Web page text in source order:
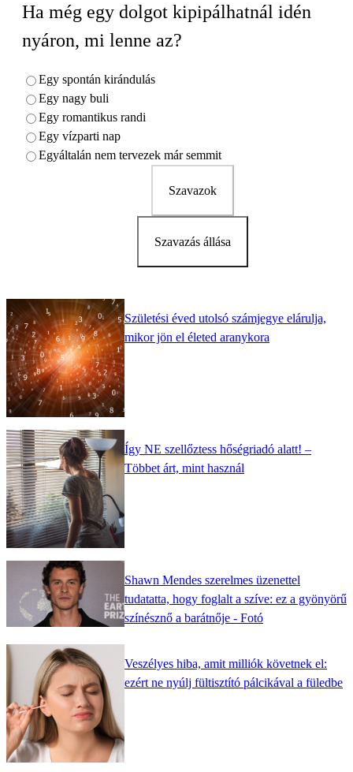
Ha még egy dolgot kipipálhatnál idén
nyáron, mi lenne az?
Egy spontán kirándulás
Egy nagy buli
Egy romantikus randi
Egy vízparti nap
Egyáltalán nem tervezek már semmit
Szavazok
Szavazás állása
Születési éved utolsó számjegye elárulja,
mikor jön el életed aranykora
Így NE szellőztess hőségriadó alatt! –
Többet árt, mint használ
Shawn Mendes szerelmes üzenettel
tudatatta, hogy foglalt a szíve: ez a gyönyörű
színésznő a barátnője - Fotó
Veszélyes hiba, amit milliók követnek el:
ezért ne nyúlj fültisztító pálcikával a füledbe